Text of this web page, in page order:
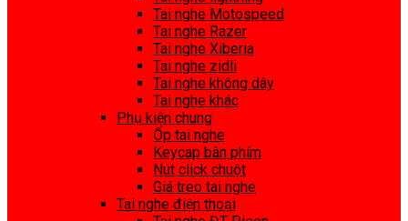
Tai nghe Motospeed
Tai nghe Razer
Tai nghe Xiberia
Tai nghe zidli
Tai nghe không dây
Tai nghe khác
Phụ kiện chung
Ốp tai nghe
Keycap bàn phím
Nút click chuột
Giá treo tai nghe
Tai nghe điện thoại